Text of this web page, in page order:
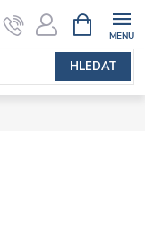
HLEDAT
NÁKUPNÍ
KOŠÍK